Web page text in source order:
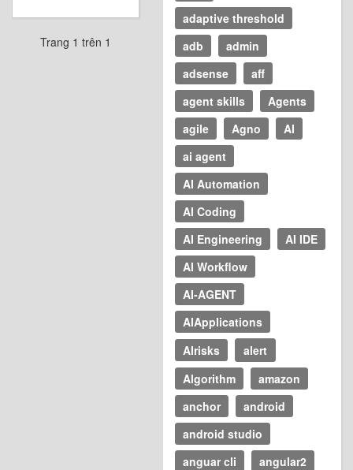
Trang 1 trên 1
adaptive threshold
adb
admin
adsense
aff
agent skills
Agents
agile
Agno
AI
ai agent
AI Automation
AI Coding
AI Engineering
AI IDE
AI Workflow
AI-AGENT
AIApplications
AIrisks
alert
Algorithm
amazon
anchor
android
android studio
anguar cli
angular2